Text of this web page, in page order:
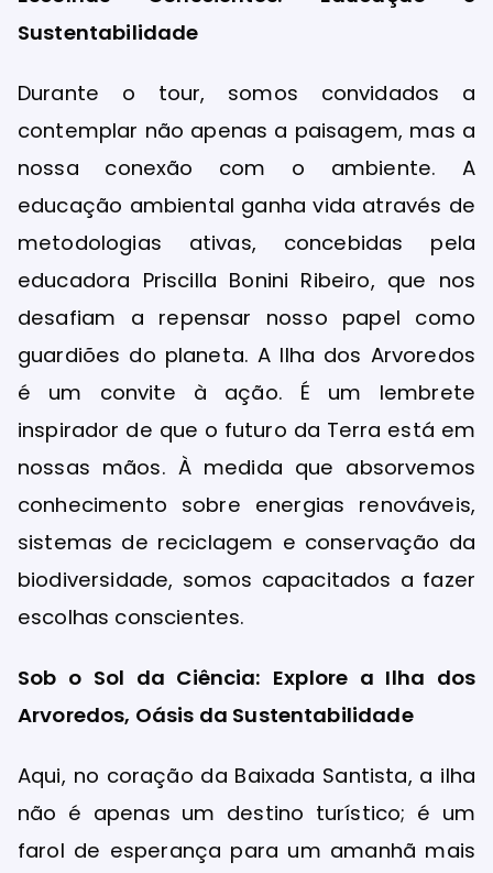
Sustentabilidade
Durante o tour, somos convidados a
contemplar não apenas a paisagem, mas a
nossa conexão com o ambiente. A
educação ambiental ganha vida através de
metodologias ativas, concebidas pela
educadora Priscilla Bonini Ribeiro, que nos
desafiam a repensar nosso papel como
guardiões do planeta. A Ilha dos Arvoredos
é um convite à ação. É um lembrete
inspirador de que o futuro da Terra está em
nossas mãos. À medida que absorvemos
conhecimento sobre energias renováveis,
sistemas de reciclagem e conservação da
biodiversidade, somos capacitados a fazer
escolhas conscientes.
Sob o Sol da Ciência: Explore a Ilha dos
Arvoredos, Oásis da Sustentabilidade
Aqui, no coração da Baixada Santista, a ilha
não é apenas um destino turístico; é um
farol de esperança para um amanhã mais